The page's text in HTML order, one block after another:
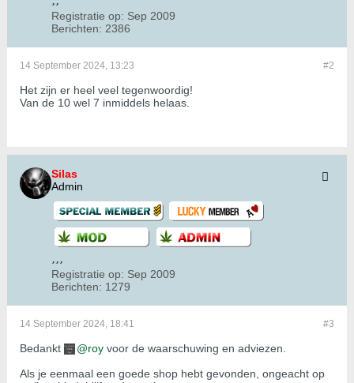
Registratie op: Sep 2009
Berichten: 2386
#2
14 September 2024, 13:23
Het zijn er heel veel tegenwoordig!
Van de 10 wel 7 inmiddels helaas.
Silas
Admin
Registratie op: Sep 2009
Berichten: 1279
#3
14 September 2024, 18:41
Bedankt roy voor de waarschuwing en adviezen.
Als je eenmaal een goede shop hebt gevonden, ongeacht op